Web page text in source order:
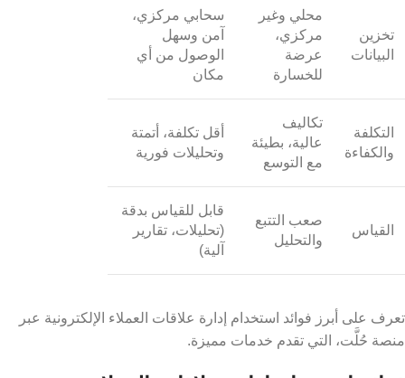
تخزين
البيانات
محلي وغير
مركزي،
عرضة
للخسارة
سحابي مركزي،
آمن وسهل
الوصول من أي
مكان
التكلفة
والكفاءة
تكاليف
عالية، بطيئة
مع التوسع
أقل تكلفة، أتمتة
وتحليلات فورية
القياس
صعب التتبع
والتحليل
قابل للقياس بدقة
(تحليلات، تقارير
آلية)
تعرف على أبرز فوائد استخدام إدارة علاقات العملاء الإلكترونية عبر
منصة حُلَّت، التي تقدم خدمات مميزة.